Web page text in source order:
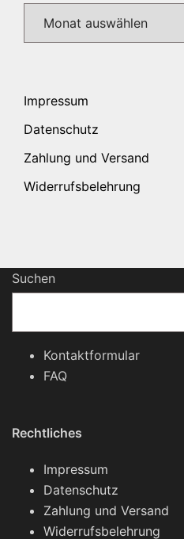
Impressum
Datenschutz
Zahlung und Versand
Widerrufsbelehrung
Suchen
Kontaktformular
FAQ
Rechtliches
Impressum
Datenschutz
Zahlung und Versand
Widerrufsbelehrung